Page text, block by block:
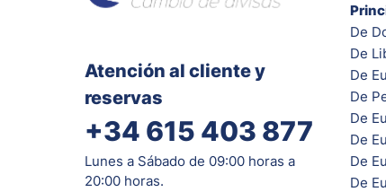
Atención al cliente y
reservas
+34 615 403 877
Lunes a Sábado de 09:00 horas a
20:00 horas.
De
De
De
De
De
De
De
De